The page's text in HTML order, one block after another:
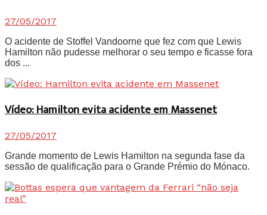
27/05/2017
O acidente de Stoffel Vandoorne que fez com que Lewis
Hamilton não pudesse melhorar o seu tempo e ficasse fora
dos ...
Vídeo: Hamilton evita acidente em Massenet
27/05/2017
Grande momento de Lewis Hamilton na segunda fase da
sessão de qualificação para o Grande Prémio do Mónaco.